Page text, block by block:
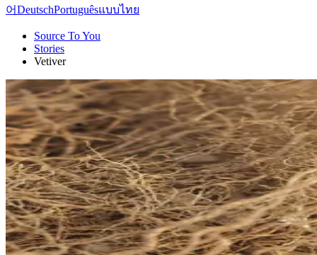
어DeutschPortuguêsแบบไทย
Source To You
Stories
Vetiver